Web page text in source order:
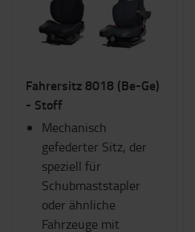
Fahrersitz 8018 (Be-Ge)
- Stoff
Mechanisch
gefederter Sitz, der
speziell für
Schubmaststapler
oder ähnliche
Fahrzeuge mit